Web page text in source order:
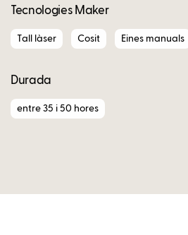
Tecnologies Maker
Tall làser Cosit Eines manuals
Durada
entre 35 i 50 hores